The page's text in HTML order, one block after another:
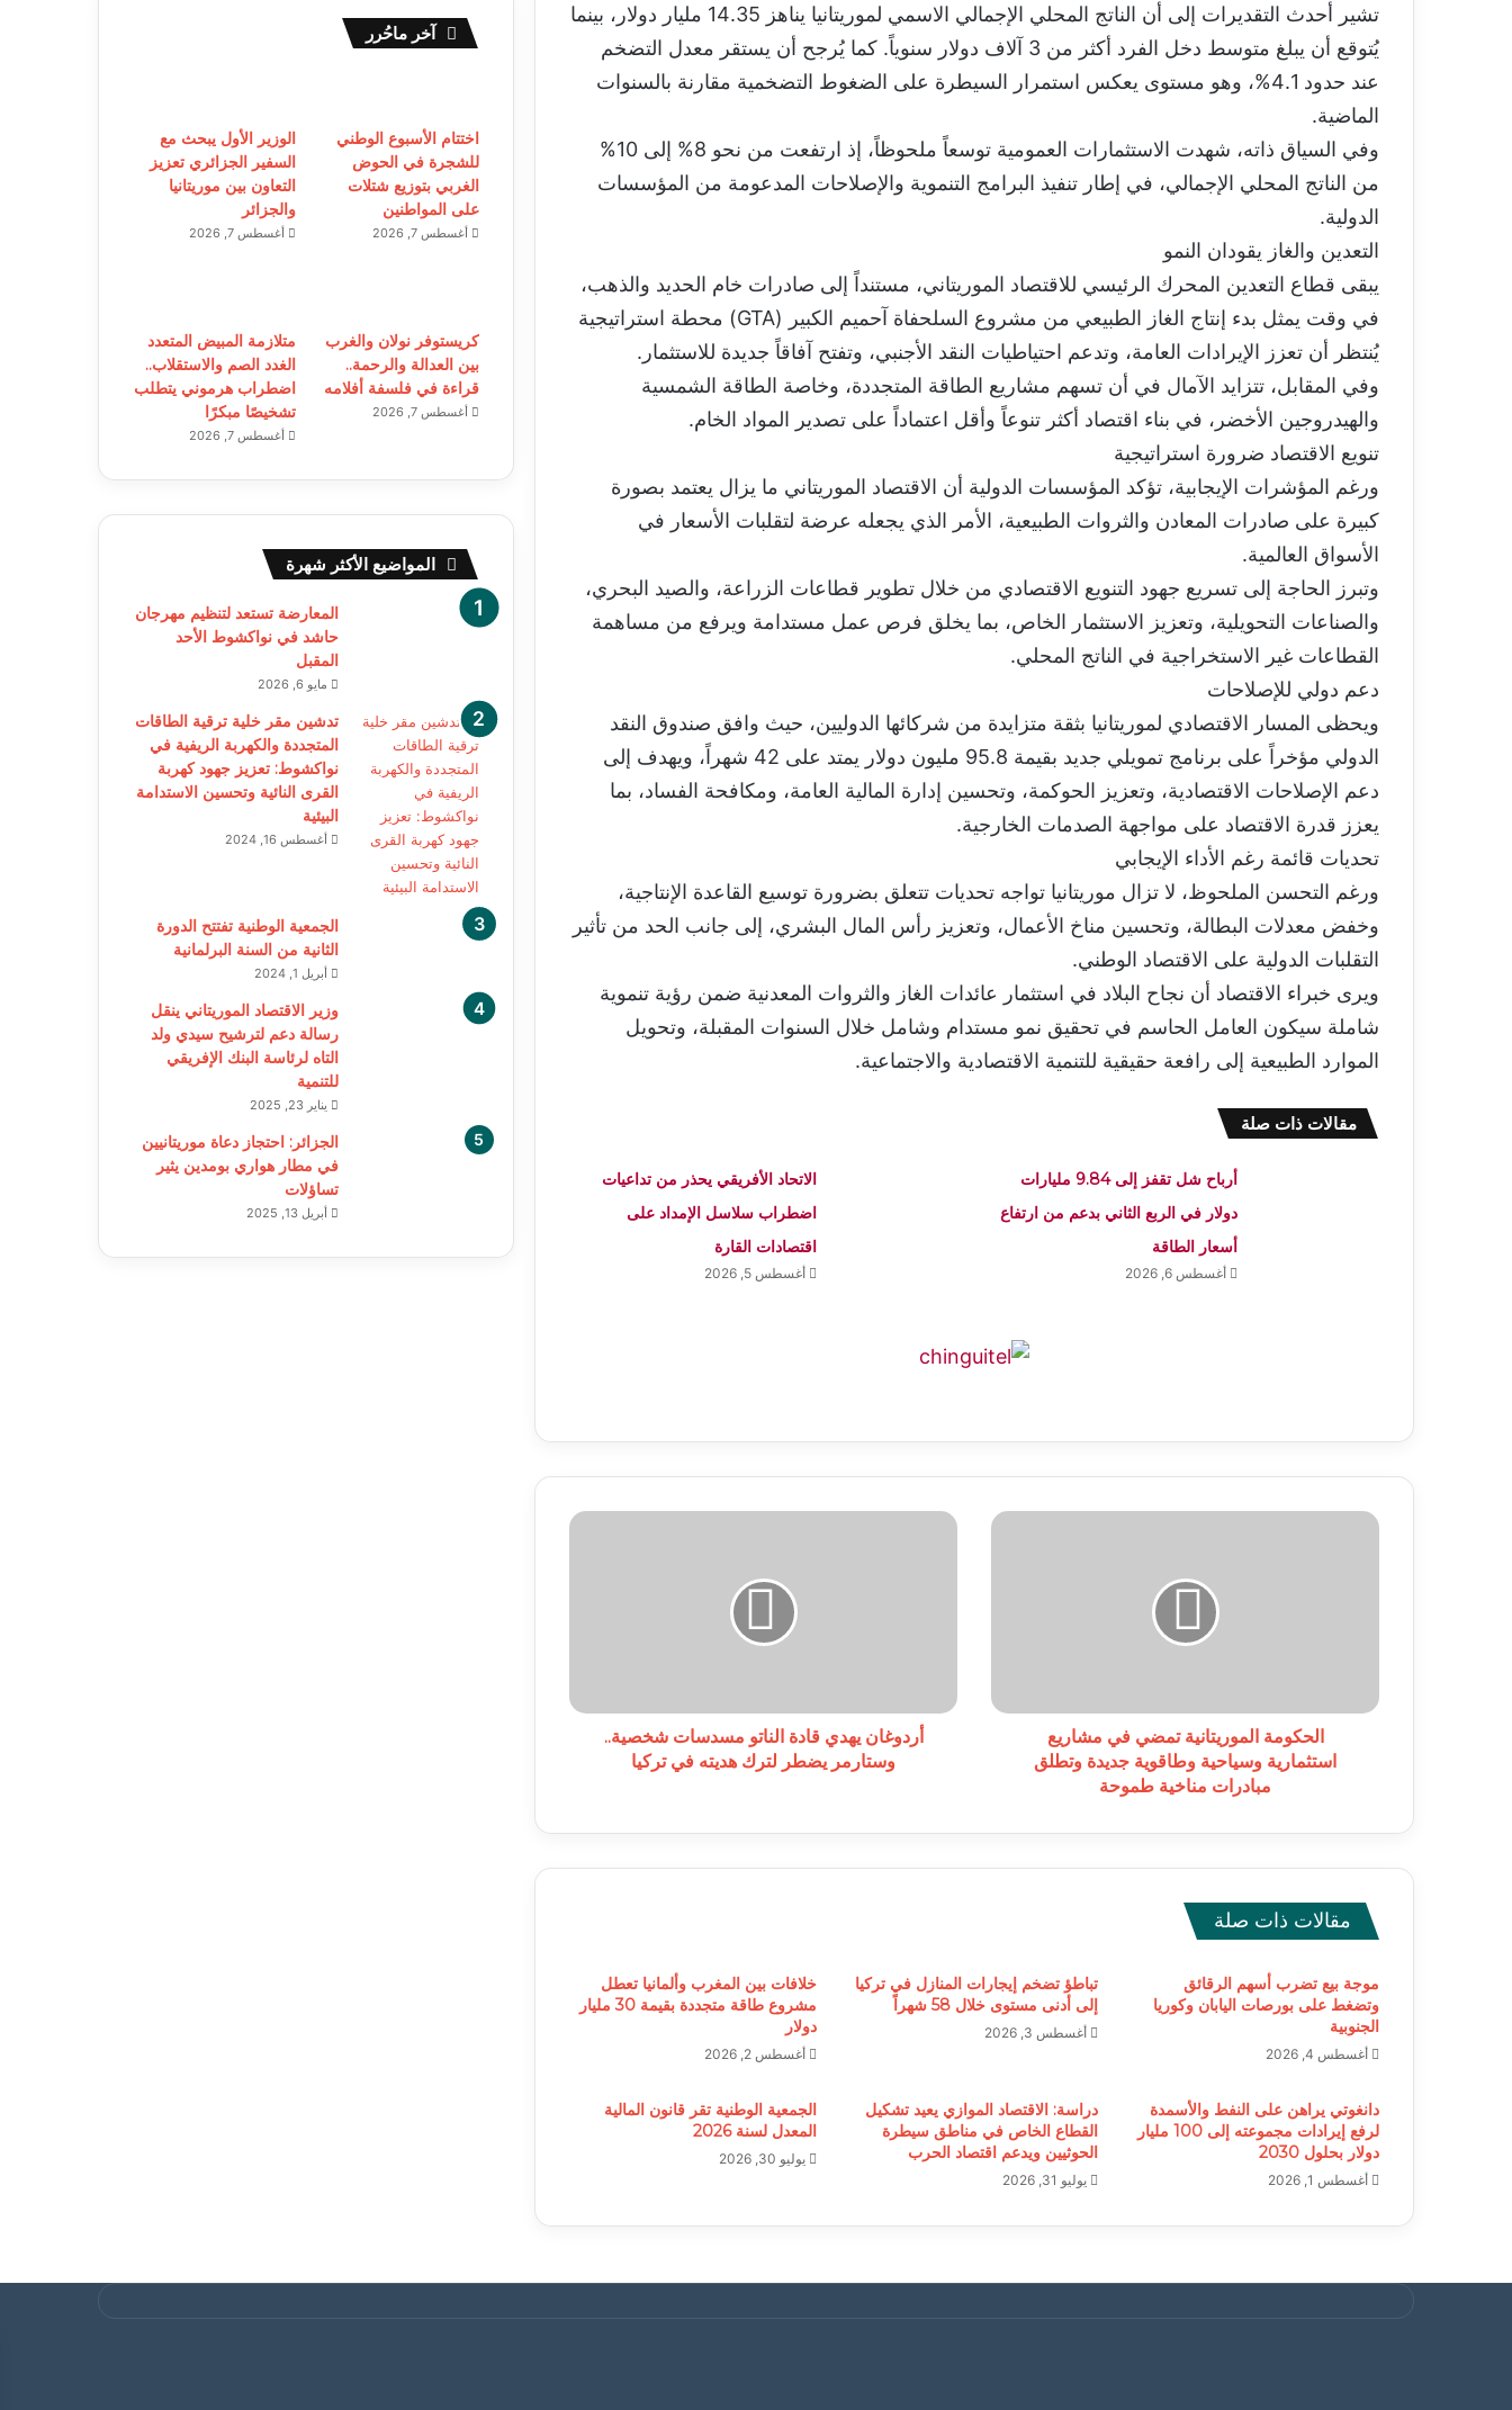
تشير أحدث التقديرات إلى أن الناتج المحلي الإجمالي الاسمي لموريتانيا يناهز 14.35 مليار دولار، بينما
يُتوقع أن يبلغ متوسط دخل الفرد أكثر من 3 آلاف دولار سنوياً. كما يُرجح أن يستقر معدل التضخم
عند حدود 4.1%، وهو مستوى يعكس استمرار السيطرة على الضغوط التضخمية مقارنة بالسنوات
الماضية.
وفي السياق ذاته، شهدت الاستثمارات العمومية توسعاً ملحوظاً، إذ ارتفعت من نحو 8% إلى 10%
من الناتج المحلي الإجمالي، في إطار تنفيذ البرامج التنموية والإصلاحات المدعومة من المؤسسات
الدولية.
التعدين والغاز يقودان النمو
يبقى قطاع التعدين المحرك الرئيسي للاقتصاد الموريتاني، مستنداً إلى صادرات خام الحديد والذهب،
في وقت يمثل بدء إنتاج الغاز الطبيعي من مشروع السلحفاة آحميم الكبير (GTA) محطة استراتيجية
يُنتظر أن تعزز الإيرادات العامة، وتدعم احتياطيات النقد الأجنبي، وتفتح آفاقاً جديدة للاستثمار.
وفي المقابل، تتزايد الآمال في أن تسهم مشاريع الطاقة المتجددة، وخاصة الطاقة الشمسية
والهيدروجين الأخضر، في بناء اقتصاد أكثر تنوعاً وأقل اعتماداً على تصدير المواد الخام.
تنويع الاقتصاد ضرورة استراتيجية
ورغم المؤشرات الإيجابية، تؤكد المؤسسات الدولية أن الاقتصاد الموريتاني ما يزال يعتمد بصورة
كبيرة على صادرات المعادن والثروات الطبيعية، الأمر الذي يجعله عرضة لتقلبات الأسعار في
الأسواق العالمية.
وتبرز الحاجة إلى تسريع جهود التنويع الاقتصادي من خلال تطوير قطاعات الزراعة، والصيد البحري،
والصناعات التحويلية، وتعزيز الاستثمار الخاص، بما يخلق فرص عمل مستدامة ويرفع من مساهمة
القطاعات غير الاستخراجية في الناتج المحلي.
دعم دولي للإصلاحات
ويحظى المسار الاقتصادي لموريتانيا بثقة متزايدة من شركائها الدوليين، حيث وافق صندوق النقد
الدولي مؤخراً على برنامج تمويلي جديد بقيمة 95.8 مليون دولار يمتد على 42 شهراً، ويهدف إلى
دعم الإصلاحات الاقتصادية، وتعزيز الحوكمة، وتحسين إدارة المالية العامة، ومكافحة الفساد، بما
يعزز قدرة الاقتصاد على مواجهة الصدمات الخارجية.
تحديات قائمة رغم الأداء الإيجابي
ورغم التحسن الملحوظ، لا تزال موريتانيا تواجه تحديات تتعلق بضرورة توسيع القاعدة الإنتاجية،
وخفض معدلات البطالة، وتحسين مناخ الأعمال، وتعزيز رأس المال البشري، إلى جانب الحد من تأثير
التقلبات الدولية على الاقتصاد الوطني.
ويرى خبراء الاقتصاد أن نجاح البلاد في استثمار عائدات الغاز والثروات المعدنية ضمن رؤية تنموية
شاملة سيكون العامل الحاسم في تحقيق نمو مستدام وشامل خلال السنوات المقبلة، وتحويل
الموارد الطبيعية إلى رافعة حقيقية للتنمية الاقتصادية والاجتماعية.
مقالات ذات صلة
أرباح شل تقفز إلى 9.84 مليارات
دولار في الربع الثاني بدعم من ارتفاع
أسعار الطاقة
أغسطس 6, 2026
الاتحاد الأفريقي يحذر من تداعيات
اضطراب سلاسل الإمداد على
اقتصادات القارة
أغسطس 5, 2026
الحكومة
جديدة
مبادرات
الحكومة الموريتانية تمضي في مشاريع
استثمارية وسياحية وطاقوية جديدة وتطلق
مبادرات مناخية طموحة
أردوغان
لترك
أردوغان يهدي قادة الناتو مسدسات شخصية..
وستارمر يضطر لترك هديته في تركيا
مقالات ذات صلة
موجة بيع تضرب أسهم الرقائق
وتضغط على بورصات اليابان وكوريا
الجنوبية
أغسطس 4, 2026
تباطؤ تضخم إيجارات المنازل في تركيا
إلى أدنى مستوى خلال 58 شهراً
أغسطس 3, 2026
خلافات بين المغرب وألمانيا تعطل
مشروع طاقة متجددة بقيمة 30 مليار
دولار
أغسطس 2, 2026
دانغوتي يراهن على النفط والأسمدة
لرفع إيرادات مجموعته إلى 100 مليار
دولار بحلول 2030
أغسطس 1, 2026
دراسة: الاقتصاد الموازي يعيد تشكيل
القطاع الخاص في مناطق سيطرة
الحوثيين ويدعم اقتصاد الحرب
يوليو 31, 2026
الجمعية الوطنية تقر قانون المالية
المعدل لسنة 2026
يوليو 30, 2026
آخر ماحُرر
اختتام الأسبوع الوطني
للشجرة في الحوض
الغربي بتوزيع شتلات
على المواطنين
أغسطس 7, 2026
الوزير الأول يبحث مع
السفير الجزائري تعزيز
التعاون بين موريتانيا
والجزائر
أغسطس 7, 2026
كريستوفر نولان والغرب
بين العدالة والرحمة..
قراءة في فلسفة أفلامه
أغسطس 7, 2026
متلازمة المبيض المتعدد
الغدد الصم والاستقلاب..
اضطراب هرموني يتطلب
تشخيصًا مبكرًا
أغسطس 7, 2026
المواضيع الأكثر شهرة
المعارضة تستعد لتنظيم مهرجان
حاشد في نواكشوط الأحد
المقبل
مايو 6, 2026
تدشين مقر خلية ترقية الطاقات
المتجددة والكهربة الريفية في
نواكشوط: تعزيز جهود كهربة
القرى النائية وتحسين الاستدامة
البيئية
أغسطس 16, 2024
الجمعية الوطنية تفتتح الدورة
الثانية من السنة البرلمانية
أبريل 1, 2024
وزير الاقتصاد الموريتاني ينقل
رسالة دعم لترشيح سيدي ولد
التاه لرئاسة البنك الإفريقي
للتنمية
يناير 23, 2025
الجزائر: احتجاز دعاة موريتانيين
في مطار هواري بومدين يثير
تساؤلات
أبريل 13, 2025